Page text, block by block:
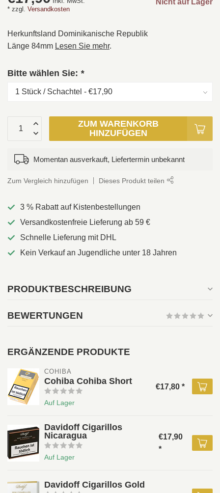
* zzgl. Versandkosten
Nicht auf Lager
Herkunftsland Dominikanische Republik
Länge 84mm Lesen Sie mehr.
Bitte wählen Sie: *
ZUM WARENKORB
HINZUFÜGEN
Momentan ausverkauft, Liefertermin unbekannt
Zum Vergleich hinzufügen Dieses Produkt teilen
3 % Rabatt auf Kistenbestellungen
Versandkostenfreie Lieferung ab 59 €
Schnelle Lieferung mit DHL
Kein Verkauf an Jugendliche unter 18 Jahren
PRODUKTBESCHREIBUNG
BEWERTUNGEN
ERGÄNZENDE PRODUKTE
COHIBA
Cohiba Cohiba Short
Auf Lager
€17,80 *
Davidoff Cigarillos
Nicaragua
Auf Lager
€17,90
*
Davidoff Cigarillos Gold